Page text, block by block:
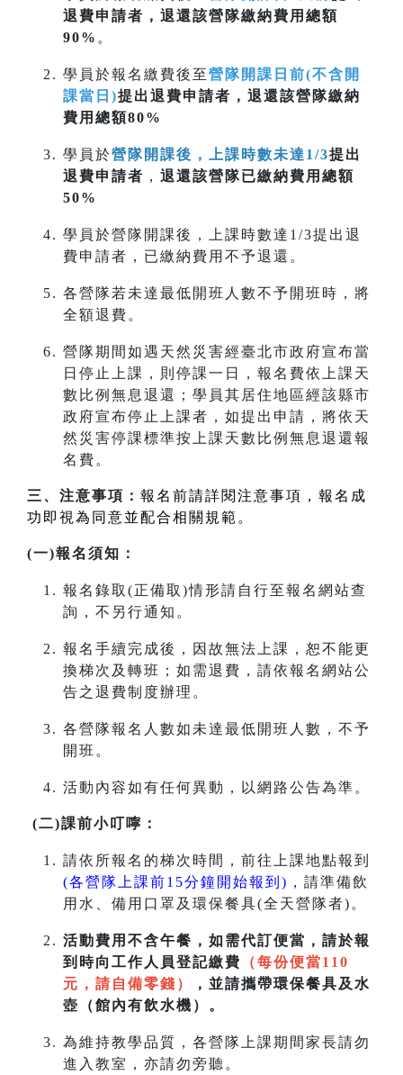
退費申請者，退還該營隊繳納費用總額
90% 。
學員於報名繳費後至營隊開課日前(不含開
課當日)提出退費申請者，退還該營隊繳納
費用總額80%
學員於營隊開課後，上課時數未達1/3提出
退費申請者 ， 退還該營隊已繳納費用總額
50%
學員於營隊開課後，上課時數達1/3提出退
費申請者，已繳納費用不予退還。
各營隊若未達最低開班人數不予開班時，將
全額退費。
營隊期間如遇天然災害經臺北市政府宣布當
日停止上課，則停課一日，報名費依上課天
數比例無息退還；學員其居住地區經該縣市
政府宣布停止上課者，如提出申請，將依天
然災害停課標準按上課天數比例無息退還報
名費。
三、注意事項： 報名前請詳閱注意事項，報名成
功即視為同意並配合相關規範。
(一)報名須知：
報名錄取(正備取)情形請自行至報名網站查
詢，不另行通知。
報名手續完成後，因故無法上課，恕不能更
換梯次及轉班；如需退費，請依報名網站公
告之退費制度辦理。
各營隊報名人數如未達最低開班人數，不予
開班。
活動內容如有任何異動，以網路公告為準。
(二)課前小叮嚀：
請依所報名的梯次時間，前往上課地點報到
(各營隊上課前15分鐘開始報到)， 請準備飲
用水、備用口罩及環保餐具(全天營隊者)。
活動費用不含午餐，如需代訂便當，請於報
到時向工作人員登記繳費
（每份便當110
元，請自備零錢）
，並請攜帶環保餐具及水
壺（館內有飲水機）。
為維持教學品質，各營隊上課期間家長請勿
進入教室，亦請勿旁聽。